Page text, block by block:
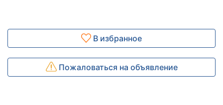
В избранное
Пожаловаться на объявление